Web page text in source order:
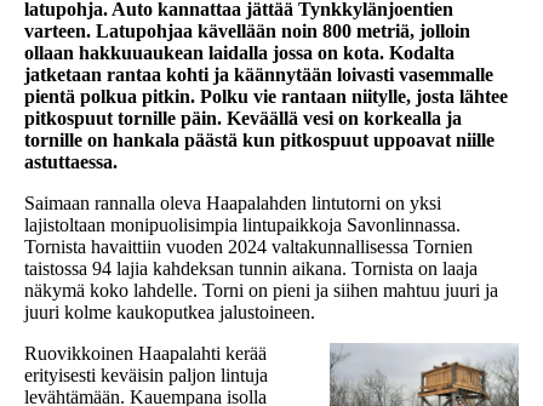
latupohja. Auto kannattaa jättää Tynkkylänjoentien
varteen. Latupohjaa kävellään noin 800 metriä, jolloin
ollaan hakkuuaukean laidalla jossa on kota. Kodalta
jatketaan rantaa kohti ja käännytään loivasti vasemmalle
pientä polkua pitkin. Polku vie rantaan niitylle, josta lähtee
pitkospuut tornille päin. Keväällä vesi on korkealla ja
tornille on hankala päästä kun pitkospuut uppoavat niille
astuttaessa.
Saimaan rannalla oleva Haapalahden lintutorni on yksi
lajistoltaan monipuolisimpia lintupaikkoja Savonlinnassa.
Tornista havaittiin vuoden 2024 valtakunnallisessa Tornien
taistossa 94 lajia kahdeksan tunnin aikana. Tornista on laaja
näkymä koko lahdelle. Torni on pieni ja siihen mahtuu juuri ja
juuri kolme kaukoputkea jalustoineen.
Ruovikkoinen Haapalahti kerää
erityisesti keväisin paljon lintuja
levähtämään. Kauempana isolla